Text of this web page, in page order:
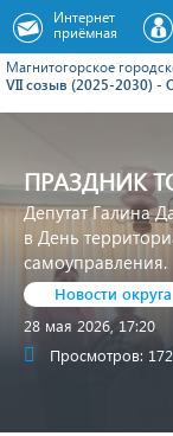
Магнитогорское
VII созыв (2025-2030) -
Интернет
приёмная
ПРАЗДНИК
Депутат Галина
в День
самоуправления.
Новости округа
28 мая 2026, 17:20
Просмотров: 172